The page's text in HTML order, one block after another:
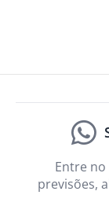
Entre
previsões,